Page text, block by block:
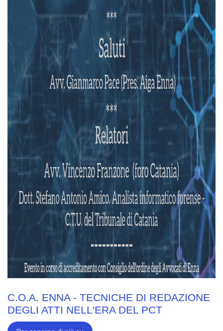
C.O.A. ENNA - TECNICHE DI REDAZIONE
DEGLI ATTI NELL'ERA DEL PCT